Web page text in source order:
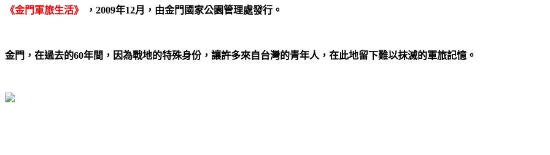
《金門軍旅生活》 ，2009年12月，由金門國家公園管理處發行。
金門，在過去的60年間，因為戰地的特殊身份，讓許多來自台灣的青年人，在此地留下難以抹滅的軍旅記憶。